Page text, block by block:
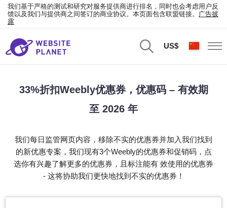
我们基于严格的测试和研究对服务提供商进行排名，同时也会考虑用户反
馈以及我们与提供商之间签订的商业协议。本页面包含联盟链接。 广告披
露
US$
33%折扣Weebly优惠券，优惠码 – 有效期
至 2026 年
我们每日监管网页内容，移除不实的优惠券并加入我们找到
的新优惠专案，我们现有3个Weebly的优惠券和促销码，点
选你有兴趣了解更多的优惠券，且标注能有 效使用的优惠券
- 这将协助我们更快地找到不实的优惠券！